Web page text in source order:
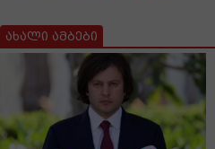
ახალი ამბები